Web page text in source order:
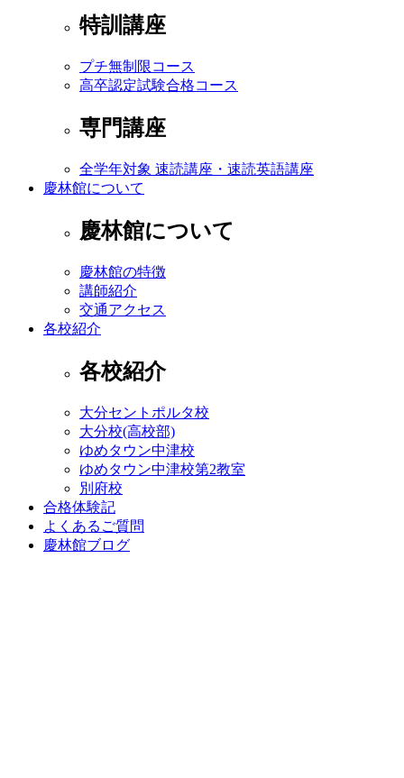
特訓講座
プチ無制限コース
高卒認定試験合格コース
専門講座
全学年対象 速読講座・速読英語講座
慶林館について
慶林館について
慶林館の特徴
講師紹介
交通アクセス
各校紹介
各校紹介
大分セントポルタ校
大分校(高校部)
ゆめタウン中津校
ゆめタウン中津校第2教室
別府校
合格体験記
よくあるご質問
慶林館ブログ